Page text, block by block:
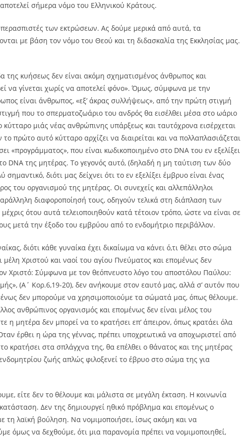
σήμερα νόμο του Ελληνικού Κράτους.
των εκτρώσεων. Ας δούμε μερικά από αυτά, τα
με βάση τον νόμο του Θεού και τη διδασκαλία της Εκκλησίας μας.
της κυήσεως δεν είναι ακόμη σχηματισμένος άνθρωπος και
να γίνεται χωρίς να αποτελεί φόνο». Όμως, σύμφωνα με την
είναι άνθρωπος, «εξ’ άκρας συλλήψεως», από την πρώτη στιγμή
που το σπερματοζωάριο του ανδρός θα εισέλθει μέσα στο ωάριο
κύτταρο μιάς νέας ανθρώπινης υπάρξεως και ταυτόχρονα εισέρχεται
πρώτο αυτό κύτταρο αρχίζει να διαιρείται και να πολλαπλασιάζεται
«προγράμματος», που είναι κωδικοποιημένο στο DNA του εν εξελίξει
DNA της μητέρας. Το γεγονός αυτό, (δηλαδή η μη ταύτιση των δύο
διότι μας δείχνει ότι το εν εξελίξει έμβρυο είναι ένας
του οργανισμού της μητέρας. Οι συνεχείς και αλλεπάλληλοι
διαφοροποίησή τους, οδηγούν τελικά στη διάπλαση των
ότου αυτά τελειοποιηθούν κατά τέτοιον τρόπο, ώστε να είναι σε
μετά την έξοδο του εμβρύου από το ενδομήτριο περιβάλλον.
διότι κάθε γυναίκα έχει δικαίωμα να κάνει ό,τι θέλει στο σώμα
Χριστού και ναοί του αγίου Πνεύματος και επομένως δεν
Χριστό: Σύμφωνα με τον θεόπνευστο λόγο του αποστόλου Παύλου:
(Α΄ Κορ.6,19-20), δεν ανήκουμε στον εαυτό μας, αλλά σ’ αυτόν που
δεν μπορούμε να χρησιμοποιούμε τα σώματά μας, όπως θέλουμε.
ανθρώπινος οργανισμός και επομένως δεν είναι μέλος του
η μητέρα δεν μπορεί να το κρατήσει επ’ άπειρον, όπως κρατάει όλα
έρθει η ώρα της γέννας, πρέπει υποχρεωτικά να αποχωριστεί από
κρατήσει στα σπλάγχνα της, θα επέλθει ο θάνατος και της μητέρας
ζωής απλώς φιλοξενεί το έβρυο στο σώμα της για
είτε δεν το θέλουμε και μάλιστα σε μεγάλη έκταση. Η κοινωνία
Δεν της δημιουργεί ηθικό πρόβλημα και επομένως ο
τη λαϊκή βούληση. Να νομιμοποιήσει, ίσως ακόμη και να
όμως να δεχθούμε, ότι μια παρανομία πρέπει να νομιμοποιηθεί,